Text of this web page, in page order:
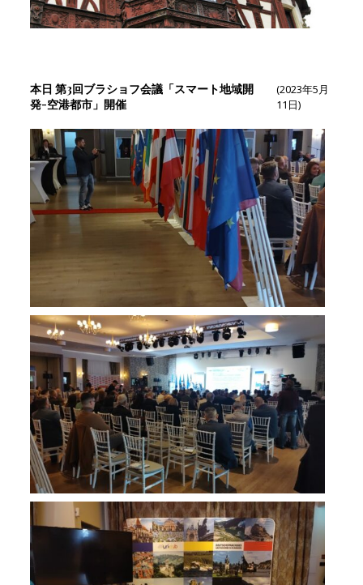
本日 第3回ブラショフ会議「スマート地域開
発-空港都市」開催
(2023年5月
11日)